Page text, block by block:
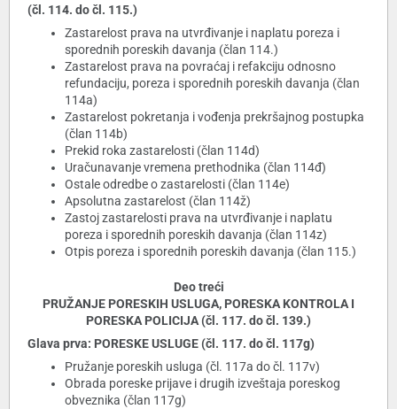
(čl. 114. do čl. 115.)
Zastarelost prava na utvrđivanje i naplatu poreza i
sporednih poreskih davanja (član 114.)
Zastarelost prava na povraćaj i refakciju odnosno
refundaciju, poreza i sporednih poreskih davanja (član
114a)
Zastarelost pokretanja i vođenja prekršajnog postupka
(član 114b)
Prekid roka zastarelosti (član 114d)
Uračunavanje vremena prethodnika (član 114đ)
Ostale odredbe o zastarelosti (član 114e)
Apsolutna zastarelost (član 114ž)
Zastoj zastarelosti prava na utvrđivanje i naplatu
poreza i sporednih poreskih davanja (član 114z)
Otpis poreza i sporednih poreskih davanja (član 115.)
Deo treći
PRUŽANJE PORESKIH USLUGA, PORESKA KONTROLA I
PORESKA POLICIJA (čl. 117. do čl. 139.)
Glava prva: PORESKE USLUGE (čl. 117. do čl. 117g)
Pružanje poreskih usluga (čl. 117a do čl. 117v)
Obrada poreske prijave i drugih izveštaja poreskog
obveznika (član 117g)